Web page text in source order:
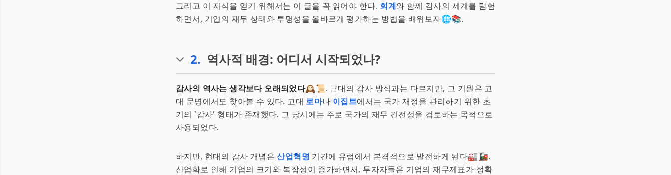
그리고 이 지식을 얻기 위해서는 이 글을 꼭 읽어야 한다. 회계와 함께 감사의 세계를 탐험
하면서, 기업의 재무 상태와 투명성을 올바르게 평가하는 방법을 배워보자🌐📚.
2. 역사적 배경: 어디서 시작되었나?
감사의 역사는 생각보다 오래되었다🕰️📜. 근대의 감사 방식과는 다르지만, 그 기원은 고
대 문명에서도 찾아볼 수 있다. 고대 로마나 이집트에서는 국가 재정을 관리하기 위한 초
기의 '감사' 형태가 존재했다. 그 당시에는 주로 국가의 재무 건전성을 검토하는 목적으로
사용되었다.
하지만, 현대의 감사 개념은산업혁명 기간에 유럽에서 본격적으로 발전하게 된다🏭🚂.
산업화로 인해 기업의 크기와 복잡성이 증가하면서, 투자자들은 기업의 재무제표가 정확